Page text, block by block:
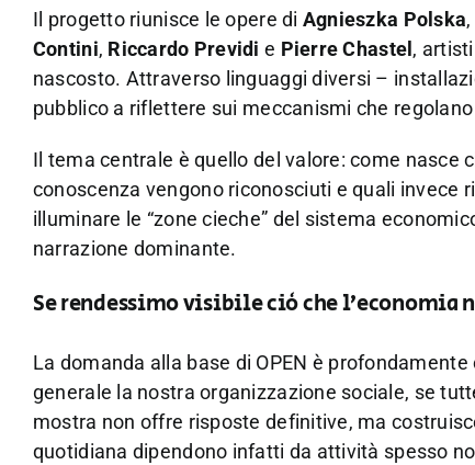
Il progetto riunisce le opere di Agnieszka Polska,
Contini, Riccardo Previdi e Pierre Chastel,
nascosto. Attraverso linguaggi diversi –
pubblico a riflettere sui meccanismi che
Il tema centrale è quello del valore: come
conoscenza vengono riconosciuti e quali invece
illuminare le “zone cieche” del sistema
narrazione dominante.
Se rendessimo visibile ciò che l’economia
La domanda alla base di OPEN è
generale la nostra organizzazione sociale, se
mostra non offre risposte definitive, ma
quotidiana dipendono infatti da attività spesso